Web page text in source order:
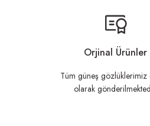
Orjinal Ürünler
Tüm güneş gözlüklerimiz
olarak